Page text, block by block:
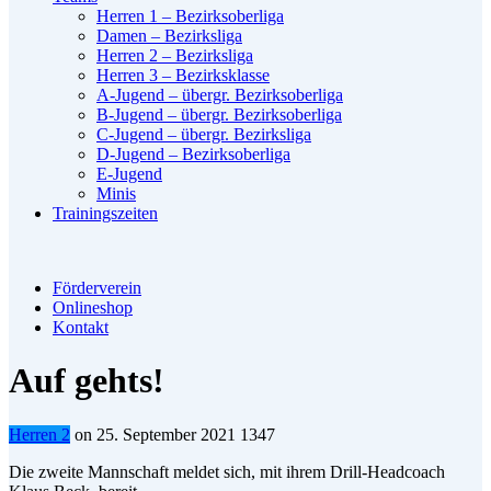
Herren 1 – Bezirksoberliga
Damen – Bezirksliga
Herren 2 – Bezirksliga
Herren 3 – Bezirksklasse
A-Jugend – übergr. Bezirksoberliga
B-Jugend – übergr. Bezirksoberliga
C-Jugend – übergr. Bezirksliga
D-Jugend – Bezirksoberliga
E-Jugend
Minis
Trainingszeiten
Förderverein
Onlineshop
Kontakt
Auf gehts!
Herren 2 on 25. September 2021 1347
Die zweite Mannschaft meldet sich, mit ihrem Drill-Headcoach